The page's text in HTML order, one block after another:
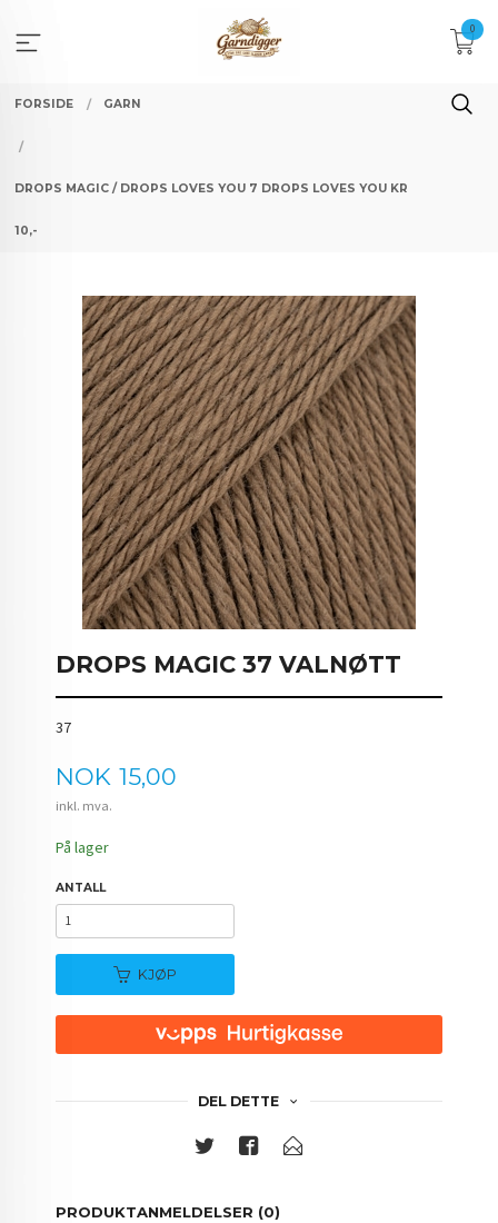
innholdet
0
FORSIDE GARN
DROPS MAGIC / DROPS LOVES YOU 7 DROPS LOVES YOU KR
10,-
DROPS MAGIC 37 VALNØTT
37
Pris
NOK 15,00
inkl. mva.
På lager
ANTALL
KJØP
DEL DETTE
PRODUKTANMELDELSER (0)